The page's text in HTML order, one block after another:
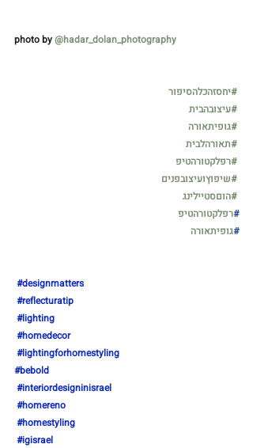
photo by @hadar_dolan_photography
#יחסזהכלהסיפור
#עיצובהבית
#גופיתאורה
#תאורהלבית
#רפלקטורהטיפ
#שיפוץועיצובפנים
#הוםסטיילינג
#רפלקטורהטיפ
#גופיתאורה
#designmatters
#reflecturatip
#lighting
#homedecor
#lightingforhomestyling
#bebold
#interiordesigninisrael
#homereno
#homestyling
#igisrael